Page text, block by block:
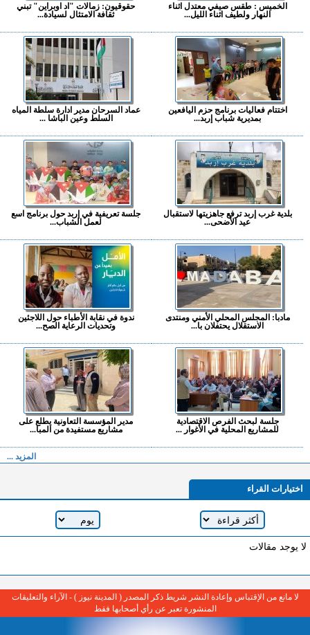
الخميس : طقس صيفي معتدل اثناء
النهار ولطيف اثناء الليل...
حقوقيون: زمالات "اد اوبراين" تبني
ثقافة الامتثال لسيادة...
اختتام فعاليات برنامج حزم اليافعين
بمديرية شباب إربد...
عماد السرحان مدير ادارة سلطة المياه
السلط وعين الباشا ...
بلدية غرب إربد ترفع جاهزيتها لاستقبال
عيد الأضحى...
جلسة تعريفية في إربد حول برنامج اسع
لعمل الشباب...
مادبا: المجلس المحلي الأمني ومنتدى
الاستقلال يحتفلان با...
ندوة في نقابة الأطباء حول اللاجئين
وتحديات الرعاية الصح...
جلسة لبحث الفرص الاقتصادية
للمشاريع المحلية في الأغوار ...
مدير المؤسسة التعاونية يطلع على
مشاريع مستفيدة من المبا...
المزيد ...
اختيارات القراء
لا يوجد مقالات
لا مانع من الإقتباس وإعادة النشر شريط ذكر المصدر ( المدينة نيوز ) - الآراء والتعليقات
المنشورة تعبر عن رأي أصحابها فقط